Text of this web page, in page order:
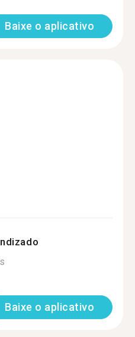
Baixe o aplicativo
Baixe o aplicativo